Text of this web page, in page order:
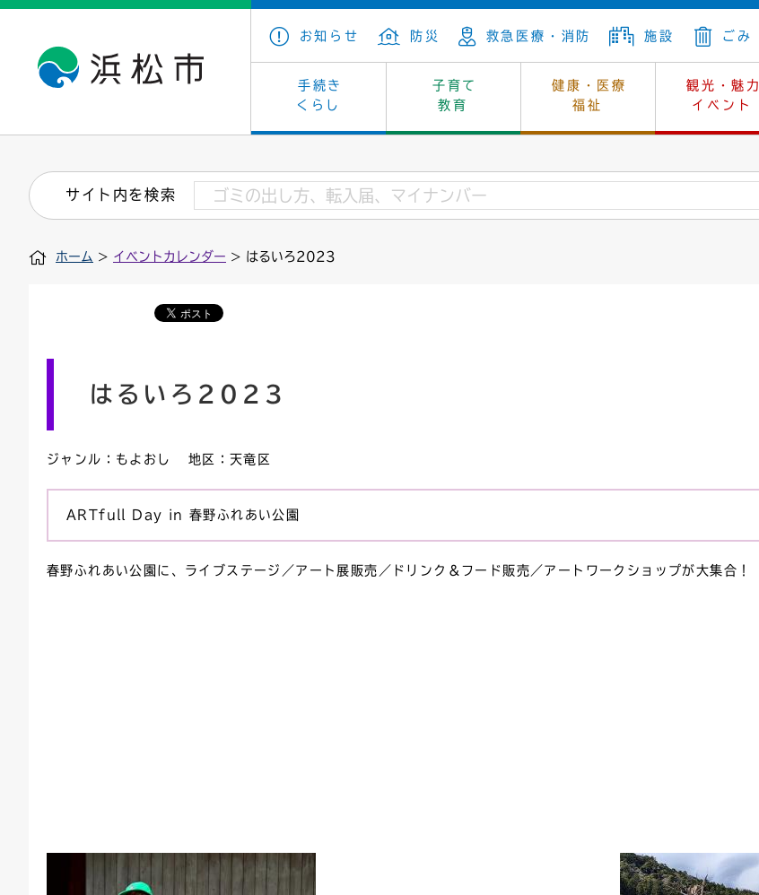
お知らせ 防災 救急医療・消防 施設 ごみ
手続き
くらし
子育て
教育
健康・医療
福祉
観光・魅力
イベント
戸籍・住民の手続き 保険・年金 上下水道
住まい・建築 墓地・斎場 消費生活
税金
道路・交通・河川
道路台帳
子育て・青少年・若者 教育 生涯学習
看護専門学校 学級閉鎖 幼稚園一覧
小学校一覧
健康・医療 福祉 休日当番医
介護保険 保健所
文化・芸術 文化財 レジャー・スポーツ
浜松・浜名湖だいすきネット はじめよう、ハマライフ
産業振興 カーボンニュートラル 土地
発注情報(入札・契約) 福祉・介護 環境対策
募集
市の概要 庁舎案内 市長の部屋
外郭団体 統計 選挙
職員採用
附属機関
サイト内を検索
ホーム > イベントカレンダー > はるいろ2023
はるいろ2023
ジャンル：もよおし 地区：天竜区
ARTfull Day in 春野ふれあい公園
春野ふれあい公園に、ライブステージ／アート展販売／ドリンク＆フード販売／アートワークショップが大集合！